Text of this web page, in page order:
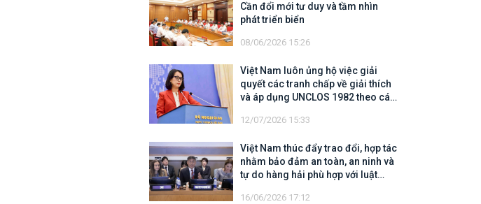
Cần đổi mới tư duy và tầm nhìn
phát triển biển
08/06/2026 15:26
Việt Nam luôn ủng hộ việc giải
quyết các tranh chấp về giải thích
và áp dụng UNCLOS 1982 theo các
12/07/2026 15:33
Việt Nam thúc đẩy trao đổi, hợp tác
nhằm bảo đảm an toàn, an ninh và
tự do hàng hải phù hợp với luật
16/06/2026 17:12